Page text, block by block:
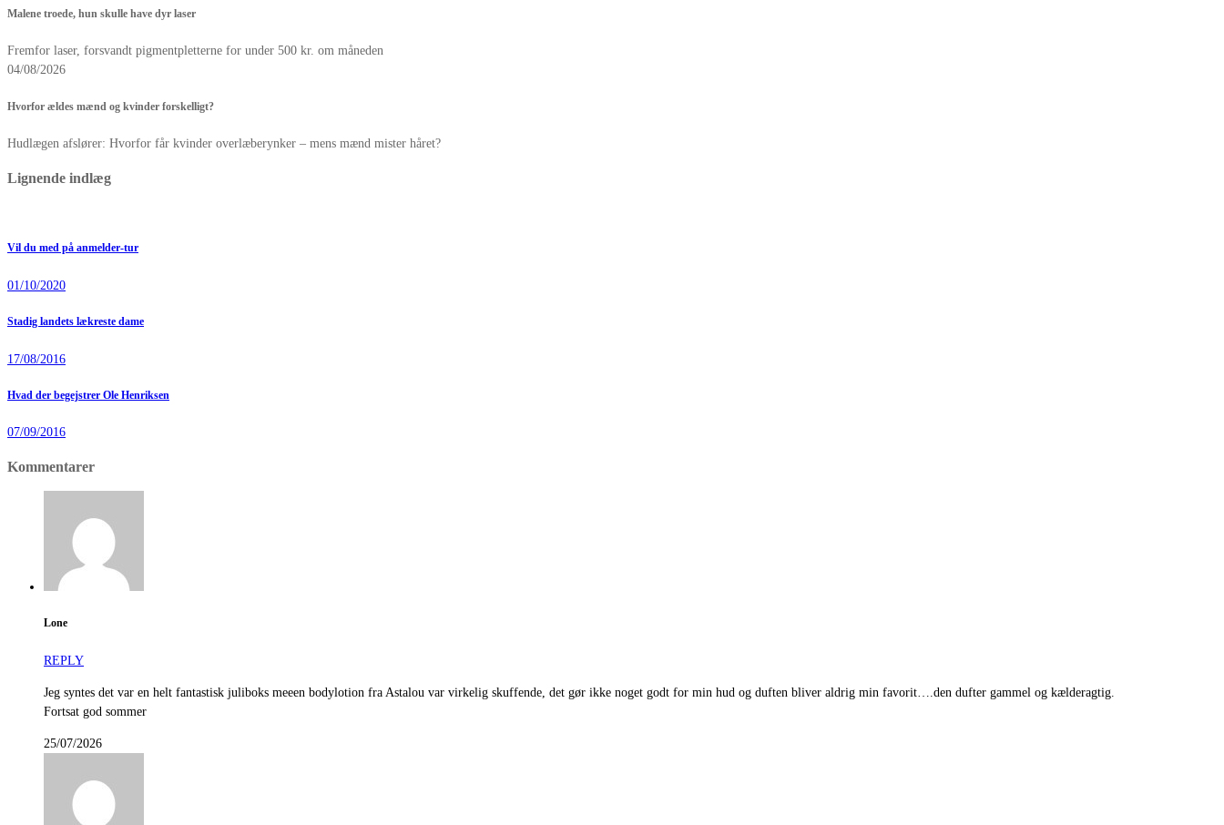
Malene troede, hun skulle have dyr laser
Fremfor laser, forsvandt pigmentpletterne for under 500 kr. om måneden
04/08/2026
Hvorfor ældes mænd og kvinder forskelligt?
Hudlægen afslører: Hvorfor får kvinder overlæberynker – mens mænd mister håret?
Lignende indlæg
Vil du med på anmelder-tur
01/10/2020
Stadig landets lækreste dame
17/08/2016
Hvad der begejstrer Ole Henriksen
07/09/2016
Kommentarer
Lone
REPLY
Jeg syntes det var en helt fantastisk juliboks meeen bodylotion fra Astalou var virkelig skuffende, det gør ikke noget godt for min hud og duften bliver aldrig min favorit….den dufter gammel og kælderagtig.
Fortsat god sommer
25/07/2026